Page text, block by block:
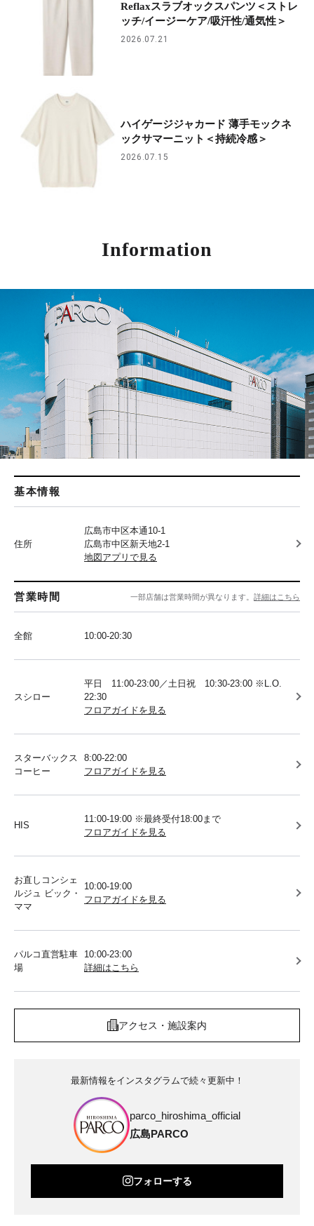
Reflaxスラブオックスパンツ＜ストレ
ッチ/イージーケア/吸汗性/通気性＞
2026.07.21
ハイゲージジャカード 薄手モックネ
ックサマーニット＜持続冷感＞
2026.07.15
Information
基本情報
住所
広島市中区本通10-1
広島市中区新天地2-1
地図アプリで見る
営業時間 一部店舗は営業時間が異なります。 詳細はこちら
全館 10:00-20:30
スシロー
平日 11:00-23:00／土日祝 10:30-23:00 ※L.O.
22:30
フロアガイドを見る
スターバックス
コーヒー
8:00-22:00
フロアガイドを見る
HIS
11:00-19:00 ※最終受付18:00まで
フロアガイドを見る
お直しコンシェ
ルジュ ビック・
ママ
10:00-19:00
フロアガイドを見る
パルコ直営駐車
場
10:00-23:00
詳細はこちら
アクセス・施設案内
最新情報をインスタグラムで続々更新中！
parco_hiroshima_official
広島PARCO
フォローする